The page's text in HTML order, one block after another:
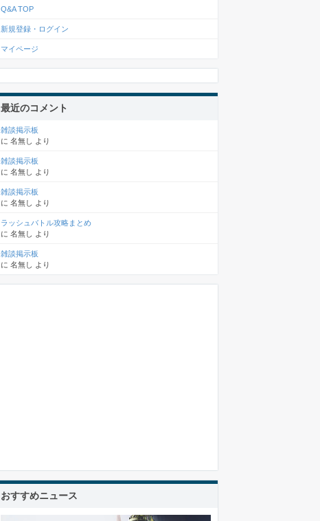
Q&A TOP
新規登録・ログイン
マイページ
最近のコメント
雑談掲示板
に 名無し より
雑談掲示板
に 名無し より
雑談掲示板
に 名無し より
ラッシュバトル攻略まとめ
に 名無し より
雑談掲示板
に 名無し より
おすすめニュース